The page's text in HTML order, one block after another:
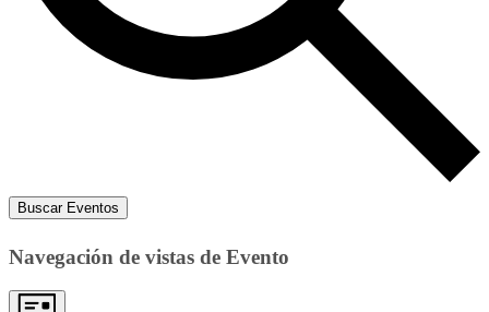
Buscar Eventos
Navegación de vistas de Evento